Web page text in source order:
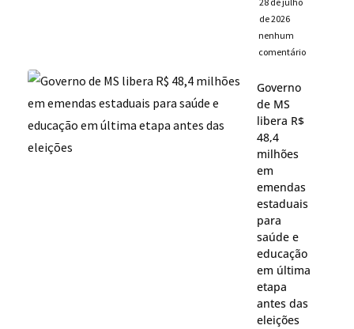
de 2026
nenhum
comentário
Governo
de MS
libera R$
48,4
milhões
em
emendas
estaduais
para
saúde e
educação
em última
etapa
antes das
eleições